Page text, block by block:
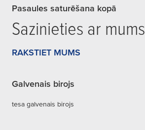
Pasaules saturēšana kopā
Sazinieties ar mums
RAKSTIET MUMS
Galvenais birojs
tesa galvenais birojs